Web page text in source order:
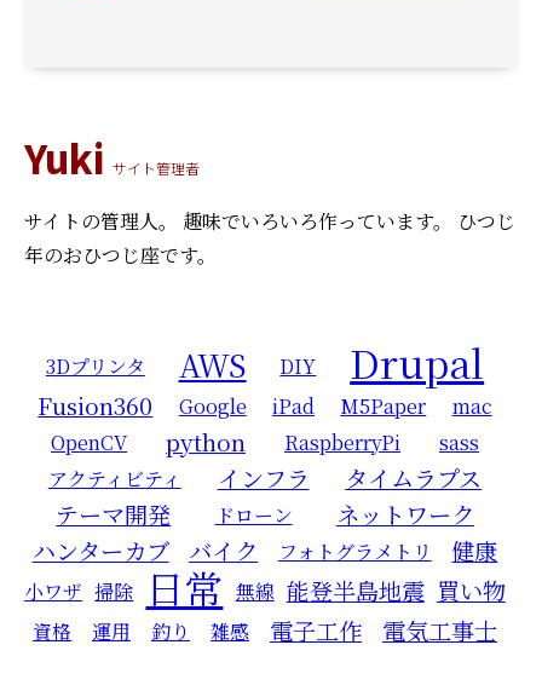
Yuki サイト管理者
サイトの管理人。 趣味でいろいろ作っています。
ひつじ
年のおひつじ座です。
3Dプリンタ AWS DIY Drupal
Fusion360 Google iPad M5Paper
mac
OpenCV
python RaspberryPi
sass
アクティビティ
インフラ
タイムラプス
テーマ開発
ドローン
ネットワーク
ハンターカブ
バイク フォトグラメトリ 健康
小ワザ 掃除 日常 無線 能登半島地震 買い物
資格 運用 釣り 雑感 電子工作 電気工事士